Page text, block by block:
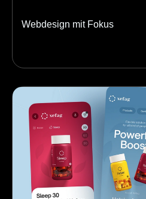
Webdesign mit Fokus